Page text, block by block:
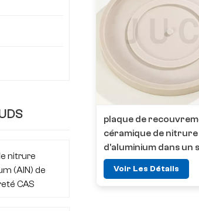
plaque de
céramique de nitrure
d'aluminium dans un
conducteur
Voir Les Détails
nitrure
(AlN) de
CAS